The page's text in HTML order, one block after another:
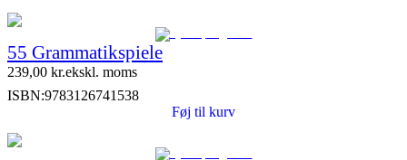
55 Grammatikspiele
239,00 kr.ekskl. moms
ISBN:9783126741538
Føj til kurv